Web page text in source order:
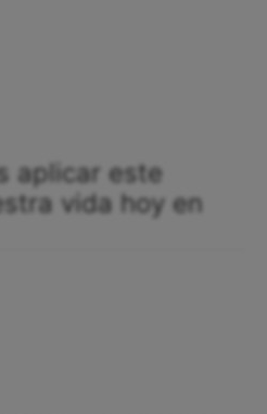
aplicar este
vida hoy en